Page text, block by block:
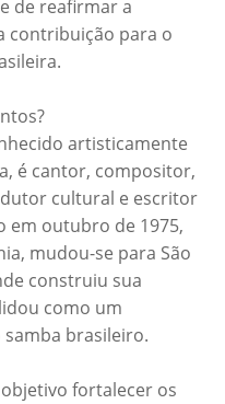
de reafirmar a
contribuição para o
artisticamente
é cantor, compositor,
cultural e escritor
em outubro de 1975,
mudou-se para São
construiu sua
como um
brasileiro.
fortalecer os